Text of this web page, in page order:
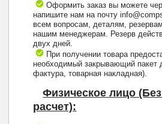
Оформить заказ вы можете
напишите нам на почту
всем вопросам, деталям,
нашим менеджерам. Резерв
двух дней.
При получении товара
необходимый закрывающий пакет
фактура, товарная накладная).
Физическое лицо
расчет):